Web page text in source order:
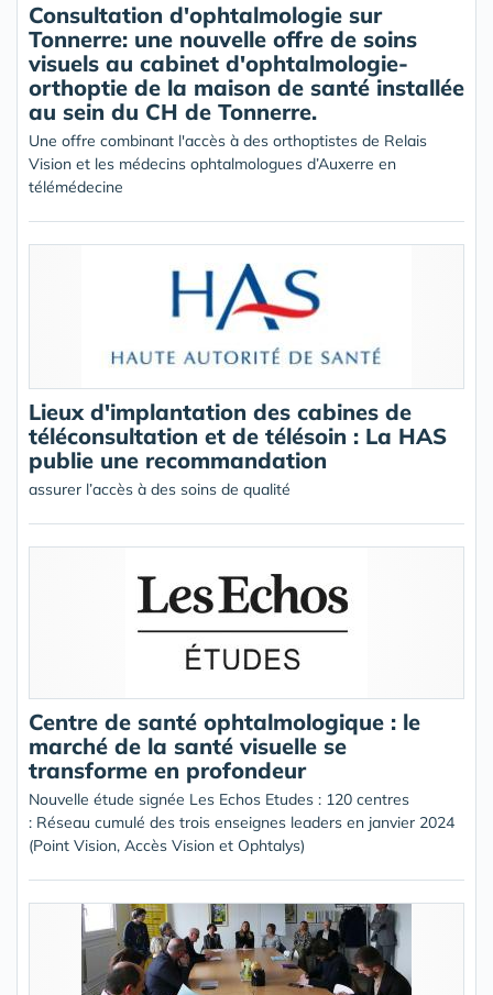
Consultation d'ophtalmologie sur
Tonnerre: une nouvelle offre de soins
visuels au cabinet d'ophtalmologie-
orthoptie de la maison de santé installée
au sein du CH de Tonnerre.
Une offre combinant l'accès à des orthoptistes de Relais
Vision et les médecins ophtalmologues d’Auxerre en
télémédecine
Lieux d'implantation des cabines de
téléconsultation et de télésoin : La HAS
publie une recommandation
assurer l’accès à des soins de qualité
Centre de santé ophtalmologique : le
marché de la santé visuelle se
transforme en profondeur
Nouvelle étude signée Les Echos Etudes : 120 centres
: Réseau cumulé des trois enseignes leaders en janvier 2024
(Point Vision, Accès Vision et Ophtalys)